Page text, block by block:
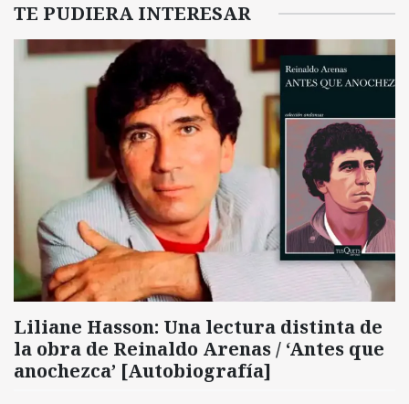
TE PUDIERA INTERESAR
Liliane Hasson: Una lectura distinta de
la obra de Reinaldo Arenas / ‘Antes que
anochezca’ [Autobiografía]